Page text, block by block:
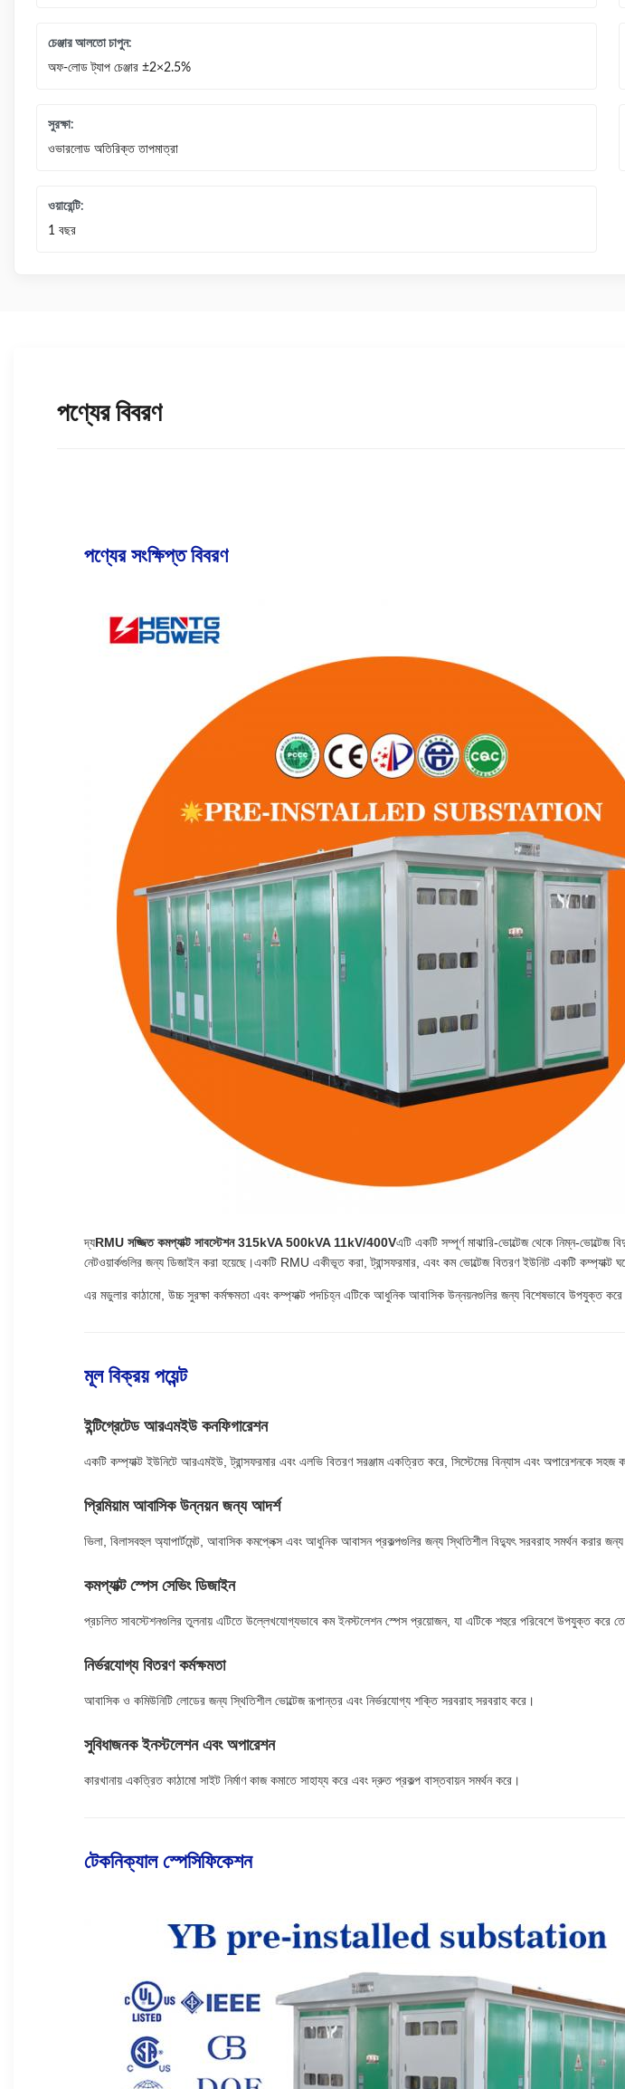
চেঞ্জার আলতো চাপুন:
অফ-লোড ট্যাপ চেঞ্জার ±2×2.5%
সুরক্ষা:
ওভারলোড অতিরিক্ত তাপমাত্রা
ওয়ারেন্টি:
1 বছর
পণ্যের বিবরণ
পণ্যের সংক্ষিপ্ত বিবরণ
দ্যRMU সজ্জিত কমপ্যাক্ট সাবস্টেশন 315kVA 500kVA 11kV/400Vএটি একটি সম্পূর্ণ মাঝারি-ভোল্টেজ থেকে নিম্ন-ভোল্টেজ
নেটওয়ার্কগুলির জন্য ডিজাইন করা হয়েছে।একটি RMU একীভূত করা, ট্রান্সফরমার, এবং কম ভোল্টেজ বিতরণ ইউনিট একটি কম্প্যাক্ট
এর মডুলার কাঠামো, উচ্চ সুরক্ষা কর্মক্ষমতা এবং কম্প্যাক্ট পদচিহ্ন এটিকে আধুনিক আবাসিক উন্নয়নগুলির জন্য বিশেষভাবে উপযুক্ত করে
মূল বিক্রয় পয়েন্ট
ইন্টিগ্রেটেড আরএমইউ কনফিগারেশন
একটি কম্প্যাক্ট ইউনিটে আরএমইউ, ট্রান্সফরমার এবং এলভি বিতরণ সরঞ্জাম একত্রিত করে, সিস্টেমের বিন্যাস এবং অপারেশনকে সহজ
প্রিমিয়াম আবাসিক উন্নয়ন জন্য আদর্শ
ভিলা, বিলাসবহুল অ্যাপার্টমেন্ট, আবাসিক কমপ্লেক্স এবং আধুনিক আবাসন প্রকল্পগুলির জন্য স্থিতিশীল বিদ্যুৎ সরবরাহ সমর্থন করার
কমপ্যাক্ট স্পেস সেভিং ডিজাইন
প্রচলিত সাবস্টেশনগুলির তুলনায় এটিতে উল্লেখযোগ্যভাবে কম ইনস্টলেশন স্পেস প্রয়োজন, যা এটিকে শহুরে পরিবেশে উপযুক্ত করে
নির্ভরযোগ্য বিতরণ কর্মক্ষমতা
আবাসিক ও কমিউনিটি লোডের জন্য স্থিতিশীল ভোল্টেজ রূপান্তর এবং নির্ভরযোগ্য শক্তি সরবরাহ সরবরাহ করে।
সুবিধাজনক ইনস্টলেশন এবং অপারেশন
কারখানায় একত্রিত কাঠামো সাইট নির্মাণ কাজ কমাতে সাহায্য করে এবং দ্রুত প্রকল্প বাস্তবায়ন সমর্থন করে।
টেকনিক্যাল স্পেসিফিকেশন